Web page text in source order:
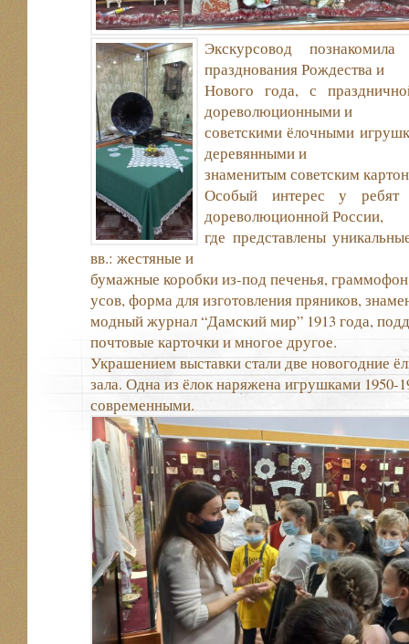
Экскурсовод
празднования Рождества и
Нового года, с
дореволюционными и
советскими ёлочными
деревянными и
знаменитым советским
Особый интерес у ребят
дореволюционной России,
где представлены
вв.: жестяные и
бумажные коробки из-под печенья,
усов, форма для изготовления пряников,
модный журнал “Дамский мир” 1913 года,
почтовые карточки и многое другое.
Украшением выставки стали две новогодние
зала. Одна из ёлок наряжена игрушками 1950-
современными.